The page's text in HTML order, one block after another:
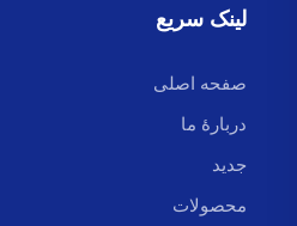
لینک سریع
صفحه اصلی
دربارهٔ ما
جدید
محصولات